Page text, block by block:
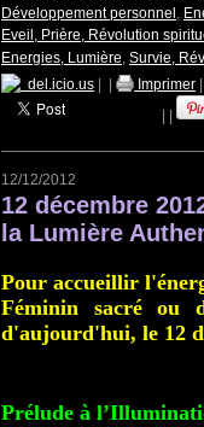
Développement personnel
Eveil, Prière, Révolution
Energies, Lumière Survie,
del.icio.us | | Imprimer
| |
12/12/2012
12 décembre
la Lumière
Pour accueillir
Féminin sacré ou
d'aujourd'hui, le 12
Prélude à